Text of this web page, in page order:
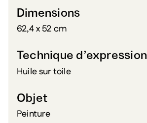
Dimensions
62,4 x 52 cm
Technique d’expression
Huile sur toile
Objet
Peinture